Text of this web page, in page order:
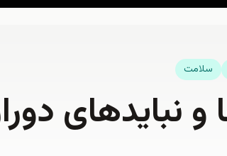
سلامت
و نبایدهای